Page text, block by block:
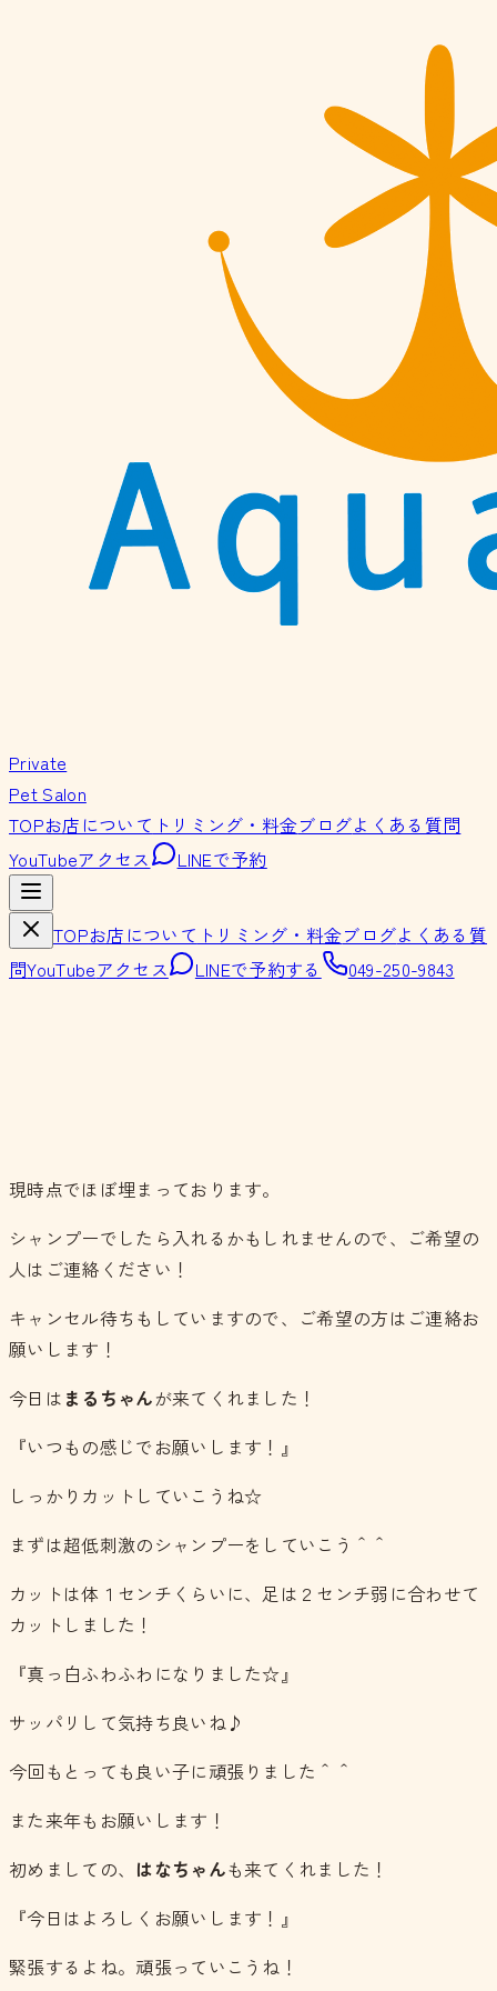
Private
Pet Salon
TOPお店について トリミング・料金ブログよくある質問
YouTubeアクセス LINEで予約
TOPお店について トリミング・料金ブログよくある質
問YouTubeアクセス LINEで予約する 049-250-9843
現時点でほぼ埋まっております。
シャンプーでしたら入れるかもしれませんので、ご希望の
人はご連絡ください！
キャンセル待ちもしていますので、ご希望の方はご連絡お
願いします！
今日は まるちゃんが来てくれました！
『いつもの感じでお願いします！』
しっかりカットしていこうね☆
まずは超低刺激のシャンプーをしていこう＾＾
カットは体１センチくらいに、足は２センチ弱に合わせて
カットしました！
『真っ白ふわふわになりました☆』
サッパリして気持ち良いね♪
今回もとっても良い子に頑張りました＾＾
また来年もお願いします！
初めましての、 はなちゃんも来てくれました！
『今日はよろしくお願いします！』
緊張するよね。頑張っていこうね！